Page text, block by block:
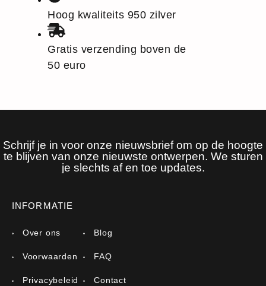
Hoog kwaliteits 950 zilver
Gratis verzending boven de
50 euro
Schrijf je in voor onze nieuwsbrief om op de hoogte
te blijven van onze nieuwste ontwerpen. We sturen
je slechts af en toe updates.
INFORMATIE
Over ons
Voorwaarden
Privacybeleid
Blog
FAQ
Contact